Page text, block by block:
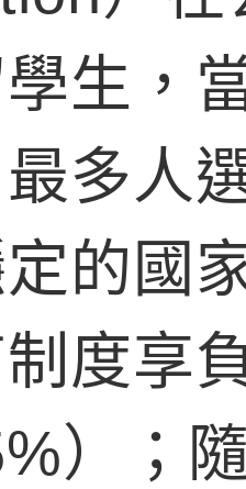
生，
多人
的國
度享
）；